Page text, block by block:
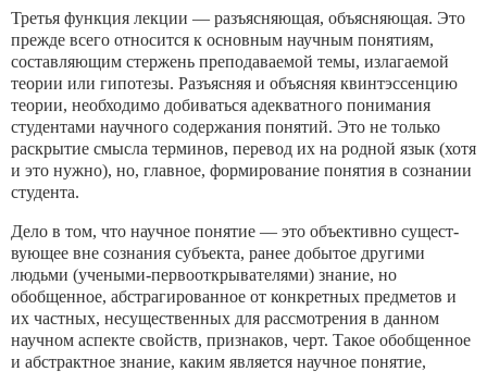
Третья функция лекции — разъясняющая, объясняющая. Это
прежде всего относится к основным научным понятиям,
состав­ляющим стержень преподаваемой темы, излагаемой
теории или гипотезы. Разъясняя и объясняя квинтэссенцию
теории, необ­ходимо добиваться адекватного понимания
студентами научно­го содержания понятий. Это не только
раскрытие смысла терми­нов, перевод их на родной язык (хотя
и это нужно), но, главное, формирование понятия в сознании
студента.
Дело в том, что научное понятие — это объективно сущест­
вующее вне сознания субъекта, ранее добытое другими
людьми (учеными-первооткрывателями) знание, но
обобщенное, абстра­гированное от конкретных предметов и
их частных, несущест­венных для рассмотрения в данном
научном аспекте свойств, признаков, черт. Такое обобщенное
и абстрактное знание, каким является научное понятие,